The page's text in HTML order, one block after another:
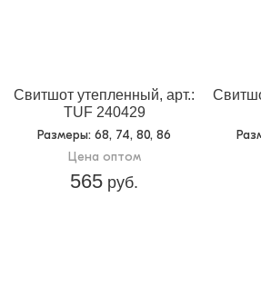
Свитшот утепленный, арт.:
TUF 240429
Размеры: 68, 74, 80, 86
Цена оптом
565 руб.